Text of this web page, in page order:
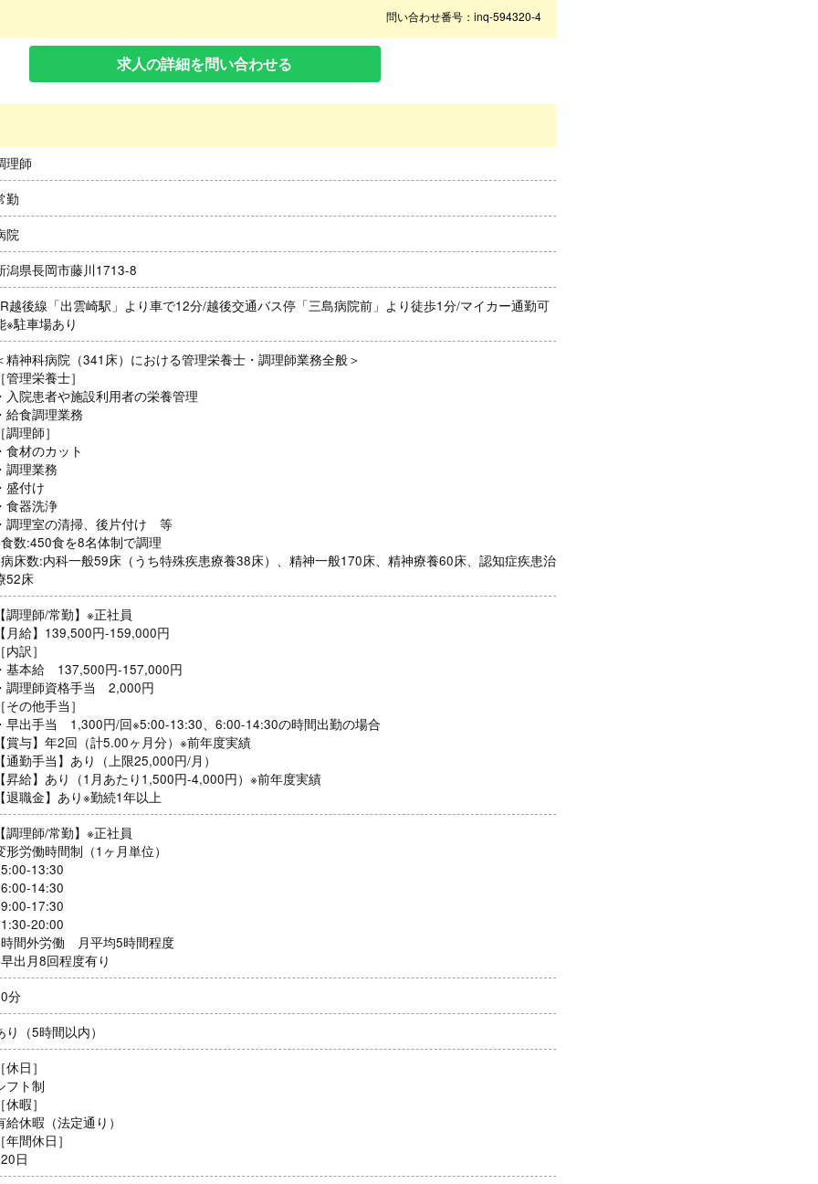
問い合わせ番号：inq-594320-4
求人の詳細を問い合わせる
理師
勤
院
潟県長岡市藤川1713-8
越後線「出雲崎駅」より車で12分/越後交通バス停「三島病院前」より徒歩1分/マイカー通勤可
※駐車場あり
精神科病院（341床）における管理栄養士・調理師業務全般＞
［管理栄養士］
・入院患者や施設利用者の栄養管理
・給食調理業務
［調理師］
・食材のカット
・調理業務
・盛付け
・食器洗浄
・調理室の清掃、後片付け 等
数:450食を8名体制で調理
床数:内科一般59床（うち特殊疾患療養38床）、精神一般170床、精神療養60床、認知症疾患治
52床
【調理師/常勤】※正社員
【月給】139,500円-159,000円
［内訳］
・基本給 137,500円-157,000円
・調理師資格手当 2,000円
［その他手当］
・早出手当 1,300円/回※5:00-13:30、6:00-14:30の時間出勤の場合
【賞与】年2回（計5.00ヶ月分）※前年度実績
【通勤手当】あり（上限25,000円/月）
【昇給】あり（1月あたり1,500円-4,000円）※前年度実績
【退職金】あり※勤続1年以上
【調理師/常勤】※正社員
形労働時間制（1ヶ月単位）
13:30
14:30
17:30
20:00
間外労働 月平均5時間程度
出月8回程度有り
分
り（5時間以内）
［休日］
フト制
［休暇］
給休暇（法定通り）
［年間休日］
日